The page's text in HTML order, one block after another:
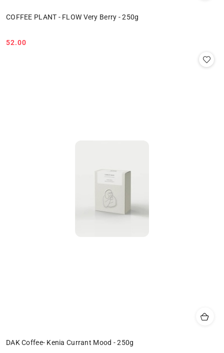
COFFEE PLANT - FLOW Very Berry - 250g
Cena:
52.00
DAK Coffee- Kenia Currant Mood - 250g